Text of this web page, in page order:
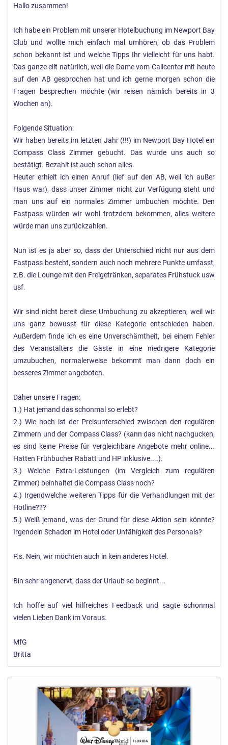
Hallo zusammen!
Ich habe ein Problem mit unserer Hotelbuchung im Newport Bay
Club und wollte mich einfach mal umhören, ob das Problem
schon bekannt ist und welche Tipps Ihr vielleicht für uns habt.
Das ganze eilt natürlich, weil die Dame vom Callcenter mit heute
auf den AB gesprochen hat und ich gerne morgen schon die
Fragen besprechen möchte (wir reisen nämlich bereits in 3
Wochen an).
Folgende Situation:
Wir haben bereits im letzten Jahr (!!!) im Newport Bay Hotel ein
Compass Class Zimmer gebucht. Das wurde uns auch so
bestätigt. Bezahlt ist auch schon alles.
Heuter erhielt ich einen Anruf (lief auf den AB, weil ich außer
Haus war), dass unser Zimmer nicht zur Verfügung steht und
man uns auf ein normales Zimmer umbuchen möchte. Den
Fastpass würden wir wohl trotzdem bekommen, alles weitere
würde man uns zurückzahlen.
Nun ist es ja aber so, dass der Unterschied nicht nur aus dem
Fastpass besteht, sondern auch noch mehrere Punkte umfasst,
z.B. die Lounge mit den Freigetränken, separates Frühstuck usw
usf.
Wir sind nicht bereit diese Umbuchung zu akzeptieren, weil wir
uns ganz bewusst für diese Kategorie entschieden haben.
Außerdem finde ich es eine Unverschämtheit, bei einem Fehler
des Veranstalters die Gäste in eine niedrigere Kategorie
umzubuchen, normalerweise bekommt man dann doch ein
besseres Zimmer angeboten.
Daher unsere Fragen:
1.) Hat jemand das schonmal so erlebt?
2.) Wie hoch ist der Preisunterschied zwischen den regulären
Zimmern und der Compass Class? (kann das nicht nachgucken,
es sind keine Preise für vergleichbare Angebote mehr online...
Hatten Frühbucher Rabatt und HP inklusive....).
3.) Welche Extra-Leistungen (im Vergleich zum regulären
Zimmer) beinhaltet die Compass Class noch?
4.) Irgendwelche weiteren Tipps für die Verhandlungen mit der
Hotline???
5.) Weiß jemand, was der Grund für diese Aktion sein könnte?
Irgendein Schaden im Hotel oder Unfähigkeit des Personals?
P.s. Nein, wir möchten auch in kein anderes Hotel.
Bin sehr angenervt, dass der Urlaub so beginnt...
Ich hoffe auf viel hilfreiches Feedback und sagte schonmal
vielen Lieben Dank im Voraus.
MfG
Britta